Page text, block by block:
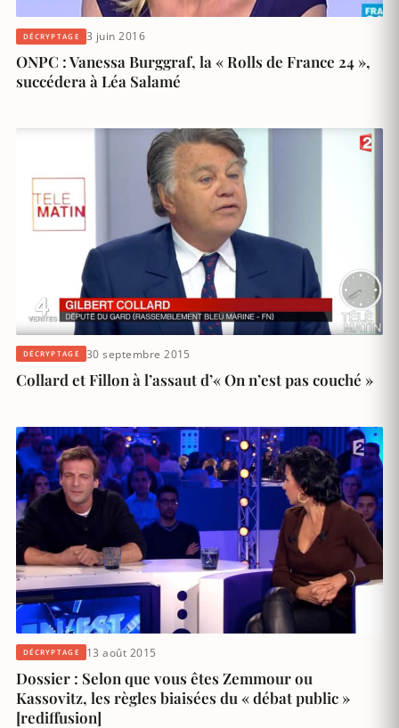
DÉCRYPTAGE 3 juin 2016
ONPC : Vanessa Burggraf, la « Rolls de France 24 »,
succédera à Léa Salamé
DÉCRYPTAGE 30 septembre 2015
Collard et Fillon à l’assaut d’« On n’est pas couché »
DÉCRYPTAGE 13 août 2015
Dossier : Selon que vous êtes Zemmour ou
Kassovitz, les règles biaisées du « débat public »
[rediffusion]